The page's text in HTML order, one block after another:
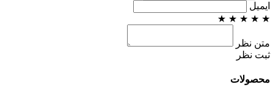
ایمیل
★
★
★
★
★
متن نظر
ثبت نظر
محصولات